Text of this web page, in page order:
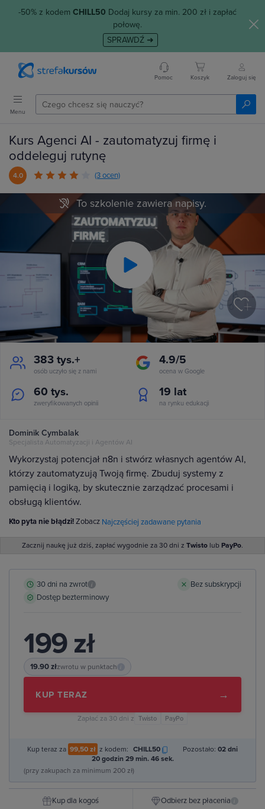
-50% z kodem CHILL50 Dodaj kursy za min. 200 zł i zapłać
połowę.
SPRAWDŹ ➜
Pomoc Koszyk Zaloguj się
Menu
Kurs Agenci AI - zautomatyzuj firmę i
oddeleguj rutynę
4.0 (3 ocen)
Play
To szkolenie zawiera napisy.
383 tys.+
osób uczyło się z nami
4.9/5
ocena w Google
60 tys.
zweryfikowanych opinii
19 lat
na rynku edukacji
Dominik Cymbalak
Specjalista Automatyzacji i Agentów AI
Wykorzystaj potencjał n8n i stwórz własnych agentów AI,
którzy zautomatyzują Twoją firmę. Zbuduj systemy z
pamięcią i logiką, by skutecznie zarządzać procesami i
obsługą klientów.
Kto pyta nie błądzi!Zobacz Najczęściej zadawane pytania
Zacznij naukę już dziś, zapłać wygodnie za 30 dni z Twisto lub PayPo.
30 dni na zwrot i
Bez subskrypcji
Dostęp bezterminowy
199 zł
19.90 złzwrotu w punktach
KUP TERAZ →
Zapłać za 30 dni z Twisto PayPo
Kup teraz za 99,50 zł z kodem: CHILL50 Pozostało: 02 dni
20 godzin 29 min. 45 sek.
(przy zakupach za minimum 200 zł)
Kup dla kogoś Odbierz bez płacenia i